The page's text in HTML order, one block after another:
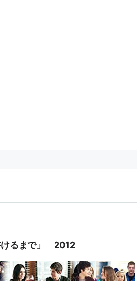
DO AMERICA
急！子づくり宣言
探し大騒動
出演
けるまで」 2012